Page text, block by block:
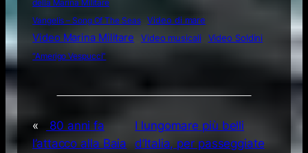
della Marina Militare
Vangelis – Song Of The Seas
Video di mare
Video Marina Militare Video musicali
Video Soldini
“Amerigo Vespucci”
«
80 anni fa
l’attacco alla Baia
I lungomare più belli
d’Italia, per passeggiate